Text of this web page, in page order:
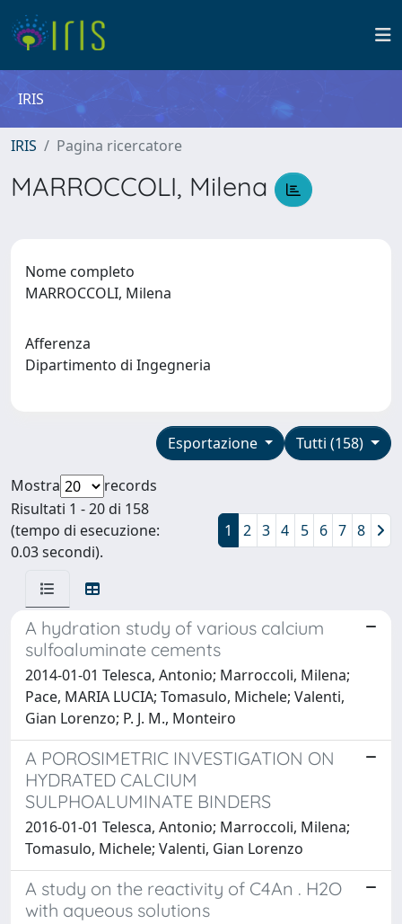
IRIS
IRIS Pagina ricercatore
MARROCCOLI, Milena
Nome completo
MARROCCOLI, Milena
Afferenza
Dipartimento di Ingegneria
Tutti (158)
Esportazione
Mostra
records
Risultati 1 - 20 di 158
(tempo di esecuzione:
0.03 secondi).
1 2 3 4 5 6 7 8
A hydration study of various calcium
sulfoaluminate cements
2014-01-01 Telesca, Antonio; Marroccoli, Milena;
Pace, MARIA LUCIA; Tomasulo, Michele; Valenti,
Gian Lorenzo; P. J. M., Monteiro
A POROSIMETRIC INVESTIGATION ON
HYDRATED CALCIUM
SULPHOALUMINATE BINDERS
2016-01-01 Telesca, Antonio; Marroccoli, Milena;
Tomasulo, Michele; Valenti, Gian Lorenzo
A study on the reactivity of C4An . H2O
with aqueous solutions